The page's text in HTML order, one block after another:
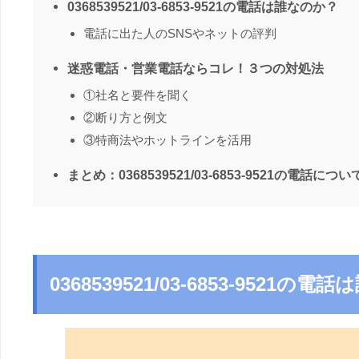
0368539521/03-6853-9521の電話は誰なのか？
電話に出た人のSNSやネットの評判
迷惑電話・営業電話ならコレ！３つの対処法
①社名と要件を聞く
②断り方と例文
③特商法やホットラインを活用
まとめ：0368539521/03-6853-9521の電話につい
0368539521/03-6853-9521の電話